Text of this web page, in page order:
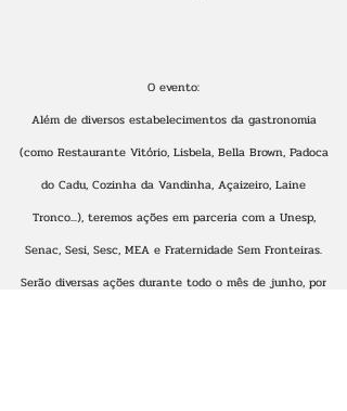
O evento:
Além de diversos estabelecimentos da gastronomia
(como Restaurante Vitório, Lisbela, Bella Brown, Padoca
do Cadu, Cozinha da Vandinha, Açaizeiro, Laine
Tronco...), teremos ações em parceria com a Unesp,
Senac, Sesi, Sesc, MEA e Fraternidade Sem Fronteiras.
Serão diversas ações durante todo o mês de junho, por